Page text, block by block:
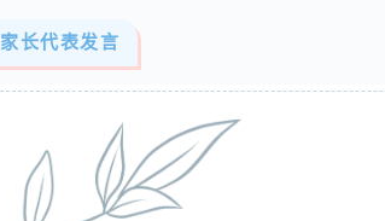
家长代表发言